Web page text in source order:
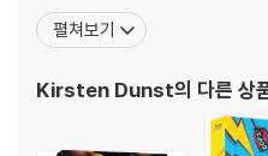
뉴저지주 포인트플레전트에서 태
서 활동하였다. 빛나는 금발머리
989)로 데뷔했다. 헐리우드의 많
펼쳐보기
Kirsten Dunst의 다른 상